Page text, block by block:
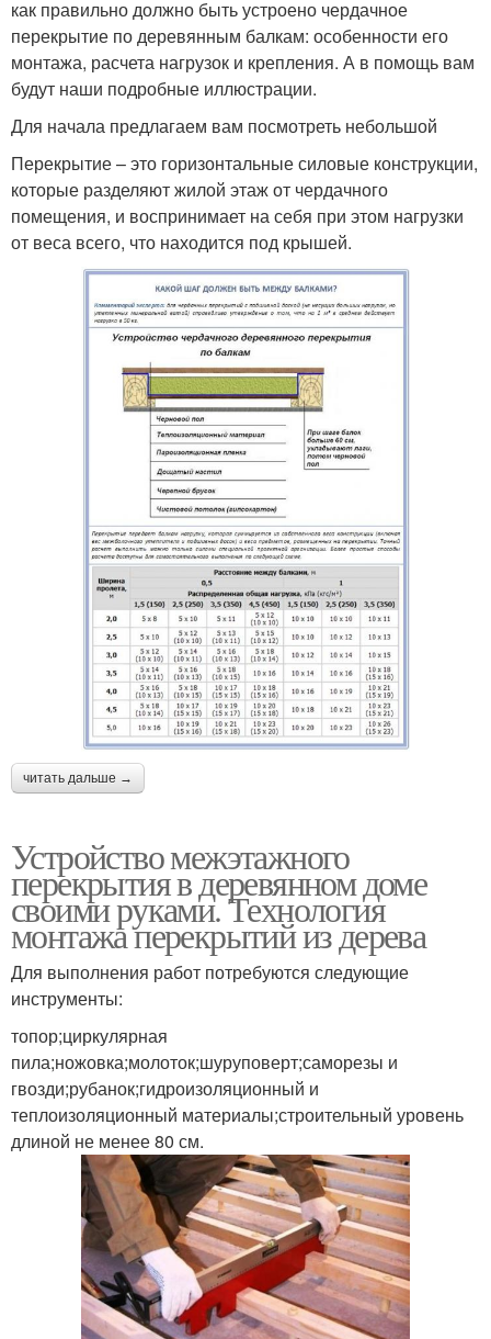
как правильно должно быть устроено чердачное
перекрытие по деревянным балкам: особенности его
монтажа, расчета нагрузок и крепления. А в помощь вам
будут наши подробные иллюстрации.
Для начала предлагаем вам посмотреть небольшой
Перекрытие – это горизонтальные силовые конструкции,
которые разделяют жилой этаж от чердачного
помещения, и воспринимает на себя при этом нагрузки
от веса всего, что находится под крышей.
читать дальше →
Устройство межэтажного
перекрытия в деревянном доме
своими руками. Технология
монтажа перекрытий из дерева
Для выполнения работ потребуются следующие
инструменты:
топор;циркулярная
пила;ножовка;молоток;шуруповерт;саморезы и
гвозди;рубанок;гидроизоляционный и
теплоизоляционный материалы;строительный уровень
длиной не менее 80 см.